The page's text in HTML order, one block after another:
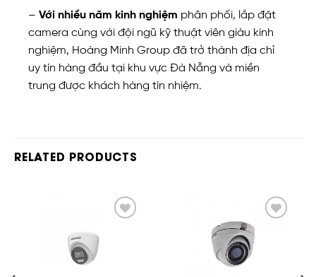
– Với nhiều năm kinh nghiệm phân phối, lắp đặt
camera cùng với đội ngũ kỹ thuật viên giàu kinh
nghiệm, Hoàng Minh Group đã trở thành địa chỉ
uy tín hàng đầu tại khu vực Đà Nẵng và miền
trung được khách hàng tín nhiệm.
RELATED PRODUCTS